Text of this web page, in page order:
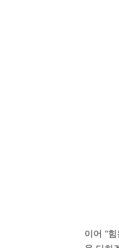
이어 "